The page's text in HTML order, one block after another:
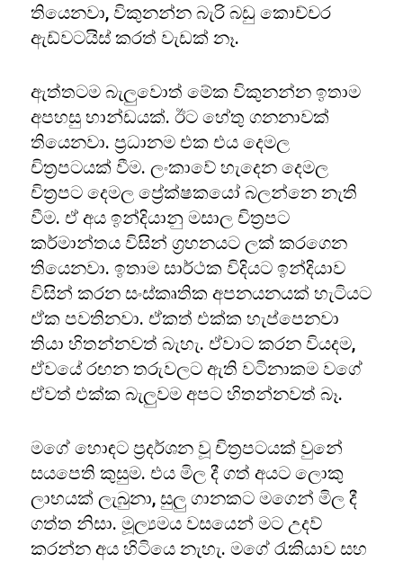
තියෙනවා, විකුනන්න බැරි බඩු කොච්චර
ඇඩ්වටයිස් කරත් වැඩක් නෑ.
ඇත්තටම බැලුවොත් මේක විකුනන්න ඉතාම
අපහසු භාන්ඩයක්. ඊට හේතු ගනනාවක්
තියෙනවා. ප්‍රධානම එක එය දෙමල
චිත්‍රපටයක් වීම. ලංකාවේ හැදෙන දෙමල
චිත්‍රපට දෙමල ප්‍රේක්ෂකයෝ බලන්නෙ නැති
වීම. ඒ අය ඉන්දියානු මසාල චිත්‍රපට
කර්මාන්තය විසින් ග්‍රහනයට ලක් කරගෙන
තියෙනවා. ඉතාම සාර්ථක විදියට ඉන්දියාව
විසින් කරන සංස්කෘතික අපනයනයක් හැටියට
ඒක පවතිනවා. ඒකත් එක්ක හැප්පෙනවා
තියා හිතන්නවත් බැහැ. ඒවාට කරන වියදම,
ඒවයේ රඟන තරුවලට ඇති වටිනාකම වගේ
ඒවත් එක්ක බැලුවම අපට හිතන්නවත් බෑ.
මගේ හොඳට ප්‍රදර්ශන වූ චිත්‍රපටයක් වුනේ
සයපෙති කුසුම. එය මිල දී ගත් අයට ලොකු
ලාභයක් ලැබුනා, සුලු ගානකට මගෙන් මිල දී
ගත්ත නිසා. මූල්‍යමය වසයෙන් මට උදව්
කරන්න අය හිටියෙ නැහැ. මගේ රැකියාව සහ